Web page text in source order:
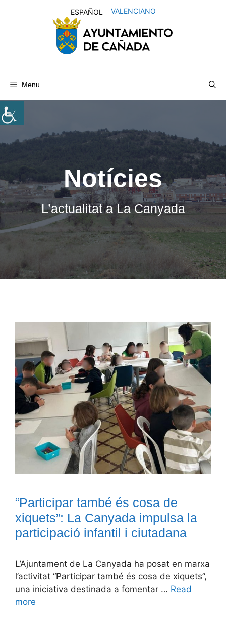
ESPAÑOL VALENCIANO
Menu
Notícies
L’actualitat a La Canyada
“Participar també és cosa de
xiquets”: La Canyada impulsa la
participació infantil i ciutadana
L’Ajuntament de La Canyada ha posat en marxa
l’activitat “Participar també és cosa de xiquets”,
una iniciativa destinada a fomentar … Read
more